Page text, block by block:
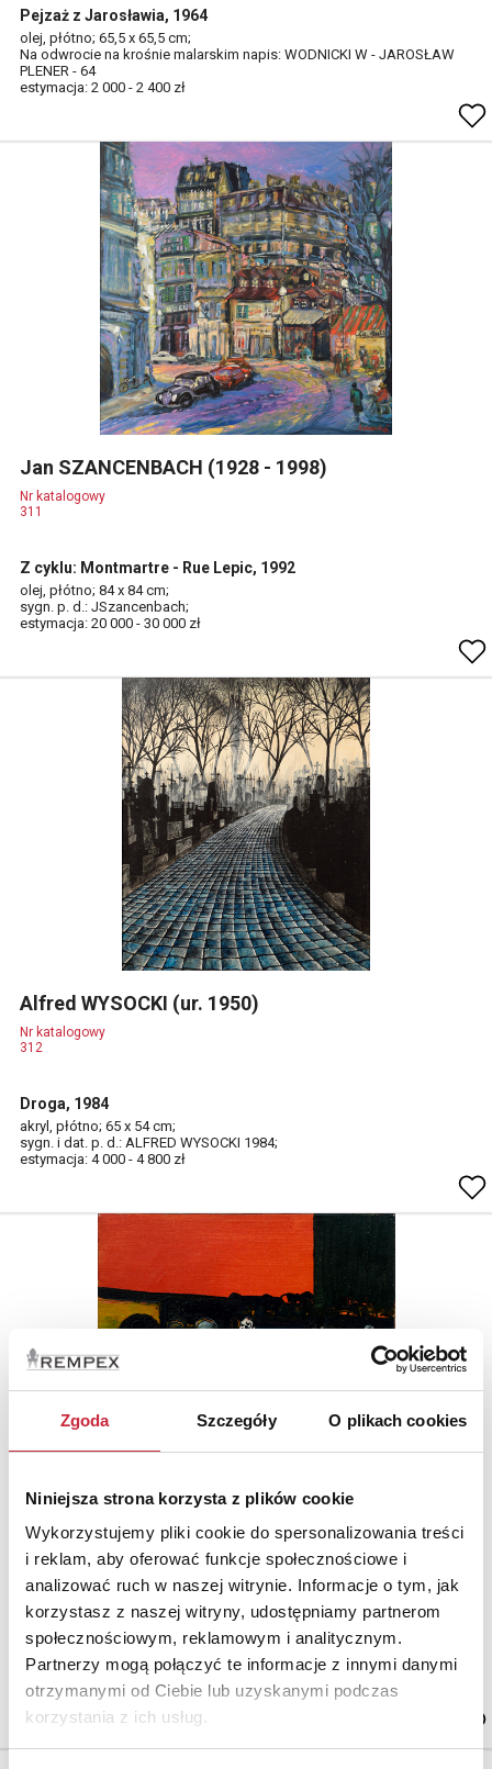
Zgoda Szczegóły O plikach cookies
Niniejsza strona korzysta z plików cookie
Wykorzystujemy pliki cookie do spersonalizowania treści
i reklam, aby oferować funkcje społecznościowe i
analizować ruch w naszej witrynie. Informacje o tym, jak
korzystasz z naszej witryny, udostępniamy partnerom
społecznościowym, reklamowym i analitycznym.
Partnerzy mogą połączyć te informacje z innymi danymi
otrzymanymi od Ciebie lub uzyskanymi podczas
korzystania z ich usług.
Pejzaż z Jarosławia, 1964
olej, płótno; 65,5 x 65,5 cm;
Na odwrocie na krośnie malarskim napis: WODNICKI W - JAROSŁAW
PLENER - 64
estymacja: 2 000 - 2 400 zł
Jan SZANCENBACH (1928 - 1998)
Nr katalogowy
311
Z cyklu: Montmartre - Rue Lepic, 1992
olej, płótno; 84 x 84 cm;
sygn. p. d.: JSzancenbach;
estymacja: 20 000 - 30 000 zł
Alfred WYSOCKI (ur. 1950)
Nr katalogowy
312
Droga, 1984
akryl, płótno; 65 x 54 cm;
sygn. i dat. p. d.: ALFRED WYSOCKI 1984;
estymacja: 4 000 - 4 800 zł
Andrzej KONWERSKI (ur. 1941)
Nr katalogowy
313
W teatrze
olej, płótno; 41,5 x 41,5 cm;
opisany na odwrocie: ANDRZEJ KONWERSKI.
estymacja: 4 000 - 4 800 zł